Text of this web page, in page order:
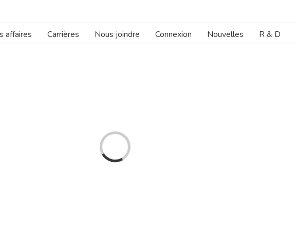
affaires Carrières Nous joindre Connexion Nouvelles R & D
Loading...